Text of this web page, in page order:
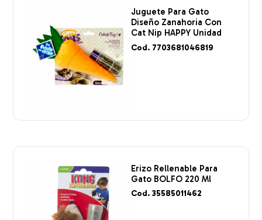
Juguete Para Gato
Diseño Zanahoria Con
Cat Nip HAPPY Unidad
Cod. 7703681046819
Erizo Rellenable Para
Gato BOLFO 220 Ml
Cod. 35585011462